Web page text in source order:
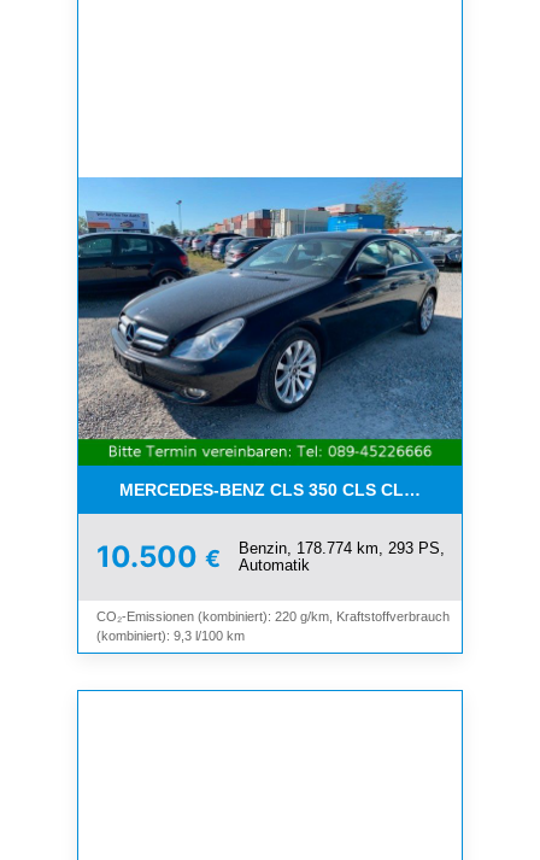
MERCEDES-BENZ CLS 350 CLS CLS 350
10.500 €
Benzin, 178.774 km, 293 PS,
Automatik
CO₂-Emissionen (kombiniert): 220 g/km, Kraftstoffverbrauch
(kombiniert): 9,3 l/100 km